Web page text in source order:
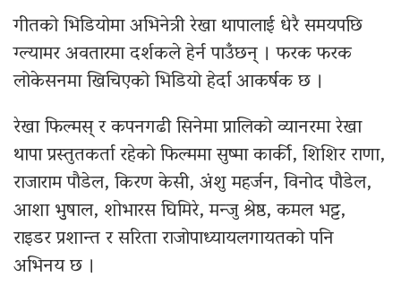
गीतको भिडियोमा अभिनेत्री रेखा थापालाई धेरै समयपछि
ग्ल्यामर अवतारमा दर्शकले हेर्न पाउँछन् । फरक फरक
लोकेसनमा खिचिएको भिडियो हेर्दा आकर्षक छ ।
रेखा फिल्मस् र कपनगढी सिनेमा प्रालिको व्यानरमा रेखा
थापा प्रस्तुतकर्ता रहेको फिल्ममा सुष्मा कार्की, शिशिर राणा,
राजाराम पौडेल, किरण केसी, अंशु महर्जन, विनोद पौडेल,
आशा भुुषाल, शोभारस घिमिरे, मन्जु श्रेष्ठ, कमल भट्ट,
राइडर प्रशान्त र सरिता राजोपाध्यायलगायतको पनि
अभिनय छ ।